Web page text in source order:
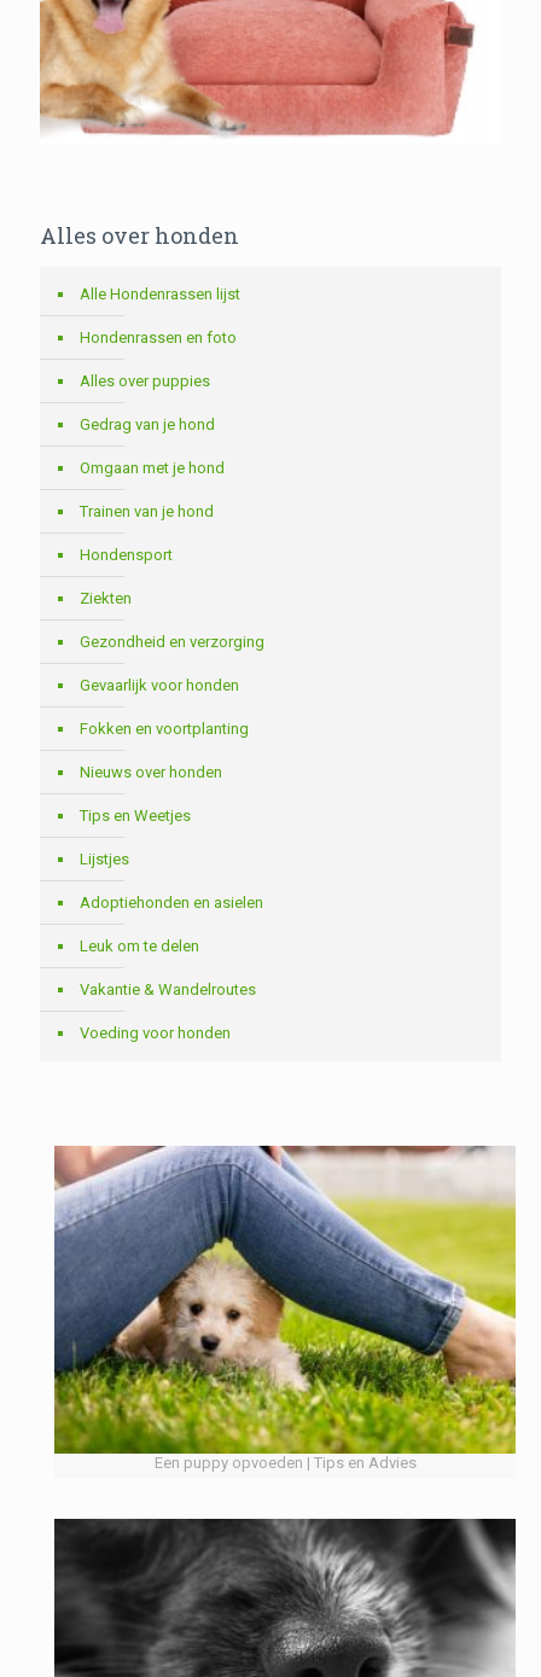
Alles over honden
Alle Hondenrassen lijst
Hondenrassen en foto
Alles over puppies
Gedrag van je hond
Omgaan met je hond
Trainen van je hond
Hondensport
Ziekten
Gezondheid en verzorging
Gevaarlijk voor honden
Fokken en voortplanting
Nieuws over honden
Tips en Weetjes
Lijstjes
Adoptiehonden en asielen
Leuk om te delen
Vakantie & Wandelroutes
Voeding voor honden
Een puppy opvoeden | Tips en Advies